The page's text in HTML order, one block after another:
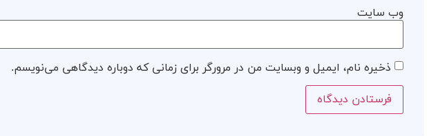
وب‌ سایت
ذخیره نام، ایمیل و وبسایت من در مرورگر برای زمانی که دوباره دیدگاهی می‌نویسم.